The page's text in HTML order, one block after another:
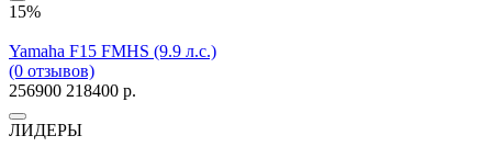
15%
Yamaha F15 FMHS (9.9 л.с.)
(0 отзывов)
256900 218400 р.
ЛИДЕРЫ